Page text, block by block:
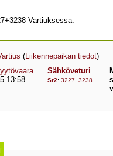
Vartiuksessa.
(Liikennepaikan tiedot)
13:58
Sähköveturi
Sr2: 3227 3238